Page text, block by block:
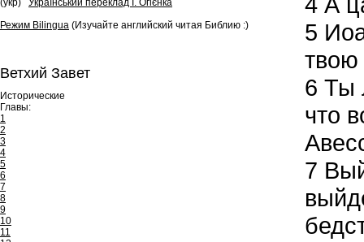
(укр)
Український переклад І. Огієнка
Режим Bilingua (Изучайте английский читая Библию :)
Ветхий Завет
Исторические
Главы:
1
2
3
4
5
6
7
8
9
10
11
5
твою
6 Ты
что
7